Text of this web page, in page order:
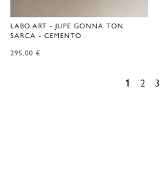
LABO.ART - JUPE GONNA TON
SARCA - CEMENTO
295,00 €
1 2 3